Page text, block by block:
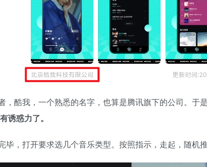
，酷我，一个熟悉的名字，也算是腾讯旗下的公司。于
诱惑力了。
毕，打开要求选几个音乐类型。按照指示，走起，随机推